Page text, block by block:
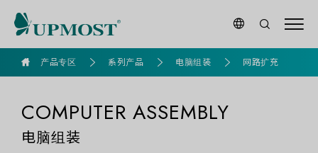
goldennet
产品专区 系列产品 电脑组装 网路扩充
COMPUTER ASSEMBLY
电脑组装